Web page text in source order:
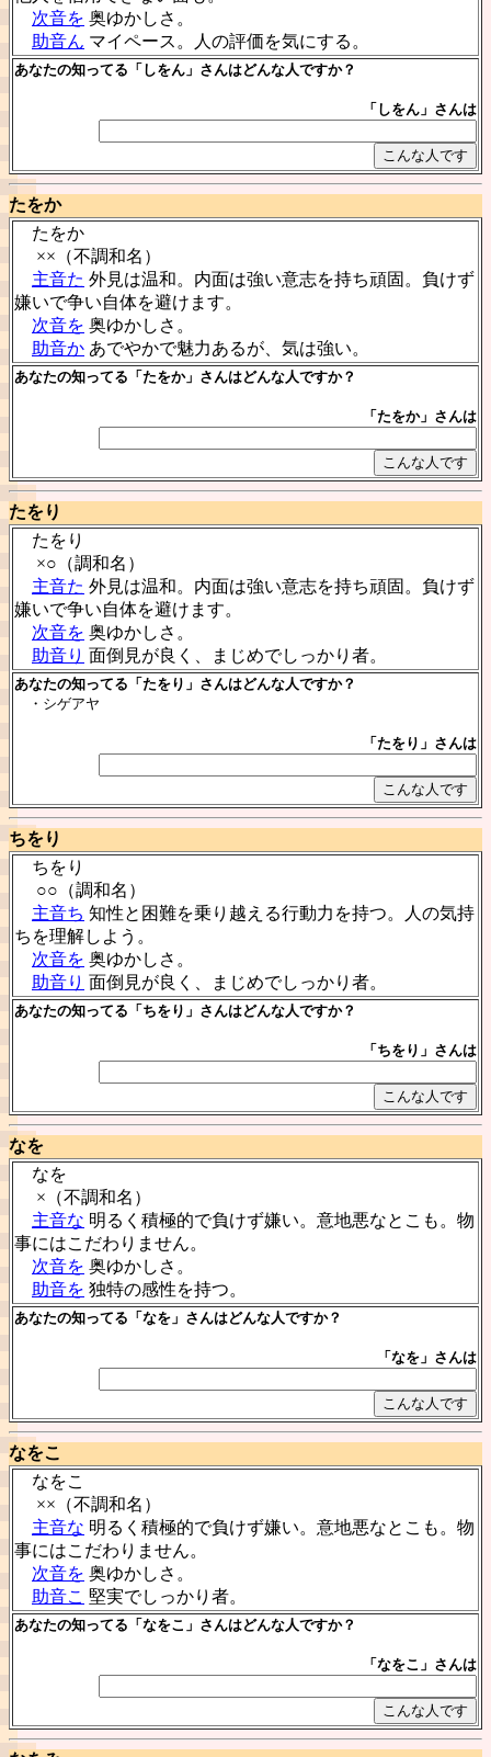
次音を 奥ゆかしさ。
助音ん マイペース。人の評価を気にする。
あなたの知ってる「しをん」さんはどんな人ですか？
「しをん」さんは
たをか
たをか
××（不調和名）
主音た 外見は温和。内面は強い意志を持ち頑固。負けず
嫌いで争い自体を避けます。
次音を 奥ゆかしさ。
助音か あでやかで魅力あるが、気は強い。
あなたの知ってる「たをか」さんはどんな人ですか？
「たをか」さんは
たをり
たをり
×○（調和名）
主音た 外見は温和。内面は強い意志を持ち頑固。負けず
嫌いで争い自体を避けます。
次音を 奥ゆかしさ。
助音り 面倒見が良く、まじめでしっかり者。
あなたの知ってる「たをり」さんはどんな人ですか？
・シゲアヤ
「たをり」さんは
ちをり
ちをり
○○（調和名）
主音ち 知性と困難を乗り越える行動力を持つ。人の気持
ちを理解しよう。
次音を 奥ゆかしさ。
助音り 面倒見が良く、まじめでしっかり者。
あなたの知ってる「ちをり」さんはどんな人ですか？
「ちをり」さんは
なを
なを
×（不調和名）
主音な 明るく積極的で負けず嫌い。意地悪なとこも。物
事にはこだわりません。
次音を 奥ゆかしさ。
助音を 独特の感性を持つ。
あなたの知ってる「なを」さんはどんな人ですか？
「なを」さんは
なをこ
なをこ
××（不調和名）
主音な 明るく積極的で負けず嫌い。意地悪なとこも。物
事にはこだわりません。
次音を 奥ゆかしさ。
助音こ 堅実でしっかり者。
あなたの知ってる「なをこ」さんはどんな人ですか？
「なをこ」さんは